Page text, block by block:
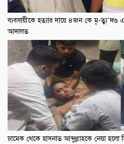
ব্যবসায়ীকে হত্যার দায়ে ৪জন কে মৃ-ত্যু’দণ্ড
আদালত
ঢামেক থেকে হাসনাত আব্দুল্লাহকে নেয়া